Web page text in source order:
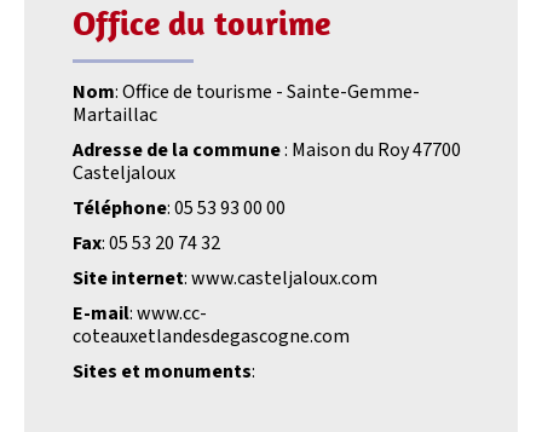
Office du tourime
Nom: Office de tourisme - Sainte-Gemme-
Martaillac
Adresse de la commune: Maison du Roy 47700
Casteljaloux
Téléphone: 05 53 93 00 00
Fax: 05 53 20 74 32
Site internet: www.casteljaloux.com
E-mail: www.cc-
coteauxetlandesdegascogne.com
Sites et monuments: